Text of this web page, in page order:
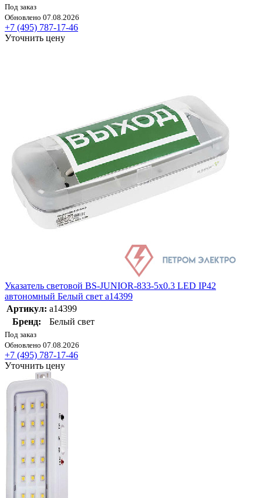
Под заказ
Обновлено 07.08.2026
+7 (495) 787-17-46
Уточнить цену
Указатель световой BS-JUNIOR-833-5х0.3 LED IP42
автономный Белый свет a14399
Артикул: a14399
Бренд:
Белый свет
Под заказ
Обновлено 07.08.2026
+7 (495) 787-17-46
Уточнить цену